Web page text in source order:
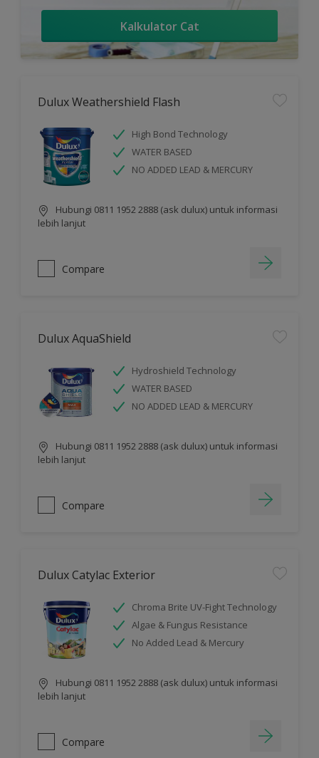
Kalkulator Cat
Dulux Weathershield Flash
High Bond Technology
WATER BASED
NO ADDED LEAD & MERCURY
Hubungi 0811 1952 2888 (ask dulux) untuk informasi
lebih lanjut
Compare
Dulux AquaShield
Hydroshield Technology
WATER BASED
NO ADDED LEAD & MERCURY
Hubungi 0811 1952 2888 (ask dulux) untuk informasi
lebih lanjut
Compare
Dulux Catylac Exterior
Chroma Brite UV-Fight Technology
Algae & Fungus Resistance
No Added Lead & Mercury
Hubungi 0811 1952 2888 (ask dulux) untuk informasi
lebih lanjut
Compare